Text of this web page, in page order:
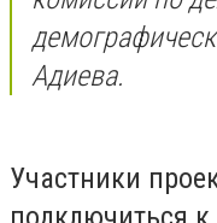
Адиева.
Участники